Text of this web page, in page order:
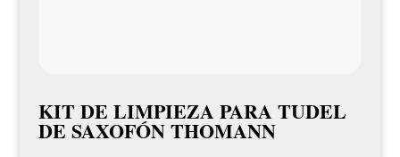
KIT DE LIMPIEZA PARA TUDEL
DE SAXOFÓN THOMANN